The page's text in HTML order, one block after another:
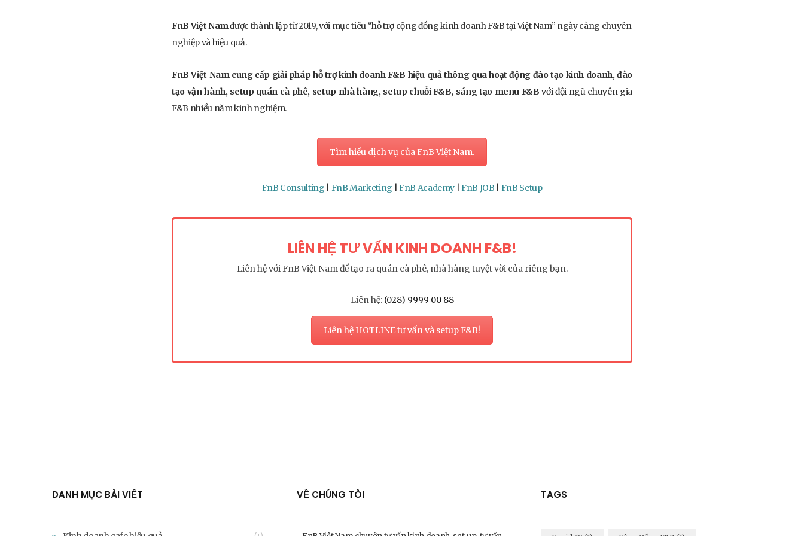
FnB Việt Namđược thành lập từ 2019, với mục tiêu “hỗ trợ cộng đồng kinh doanh F&B tại Việt Nam” ngày càng chuyên
nghiệp và hiệu quả.
FnB Việt Nam cung cấp giải pháp hỗ trợ kinh doanh F&B hiệu quả thông qua hoạt động đào tạo kinh doanh, đào
tạo vận hành, setup quán cà phê, setup nhà hàng, setup chuỗi F&B, sáng tạo menu F&Bvới đội ngũ chuyên gia
F&B nhiều năm kinh nghiệm.
Tìm hiểu dịch vụ của FnB Việt Nam.
FnB Consulting FnB Marketing FnB Academy |FnB JOB FnB Setup
LIÊN HỆ TƯ VẤN KINH DOANH F&B!
Liên hệ với FnB Việt Nam để tạo ra quán cà phê, nhà hàng tuyệt vời của riêng bạn.
Liên hệ: (028) 9999 00 88
Liên hệ HOTLINE tư vấn và setup F&B!
DANH MỤC BÀI VIẾT VỀ CHÚNG TÔI TAGS